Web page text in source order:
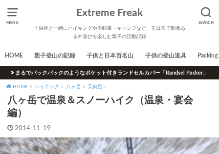
MENU SEARCH
Extreme Freak
子供達と一緒にハイキングや自転車・キャンプなど、非日常で刺激あ
る外遊びを楽しむ親子の活動記録
HOME 親子登山の記録 子供と日本百名山 子供の登山道具 Packing
まるでバックパックのようなポケット付きランドセルカバー「Randsel Packer」
HOME ハイキング 八ヶ岳 天狗岳
八ヶ岳で温泉＆スノーハイク（温泉・宴会
編）
2014-11-19